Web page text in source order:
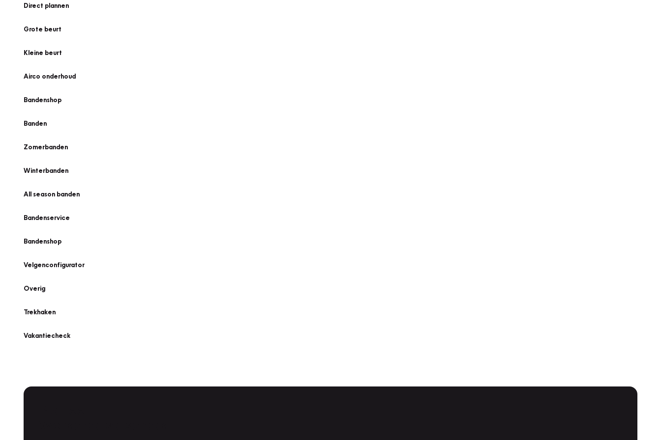
Direct plannen
Grote beurt
Kleine beurt
Airco onderhoud
Bandenshop
Banden
Zomerbanden
Winterbanden
All season banden
Bandenservice
Bandenshop
Velgenconfigurator
Overig
Trekhaken
Vakantiecheck